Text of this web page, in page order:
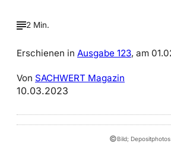
2 Min.
Erschienen in Ausgabe 123, am
Von SACHWERT Magazin
10.03.2023
©Bild;